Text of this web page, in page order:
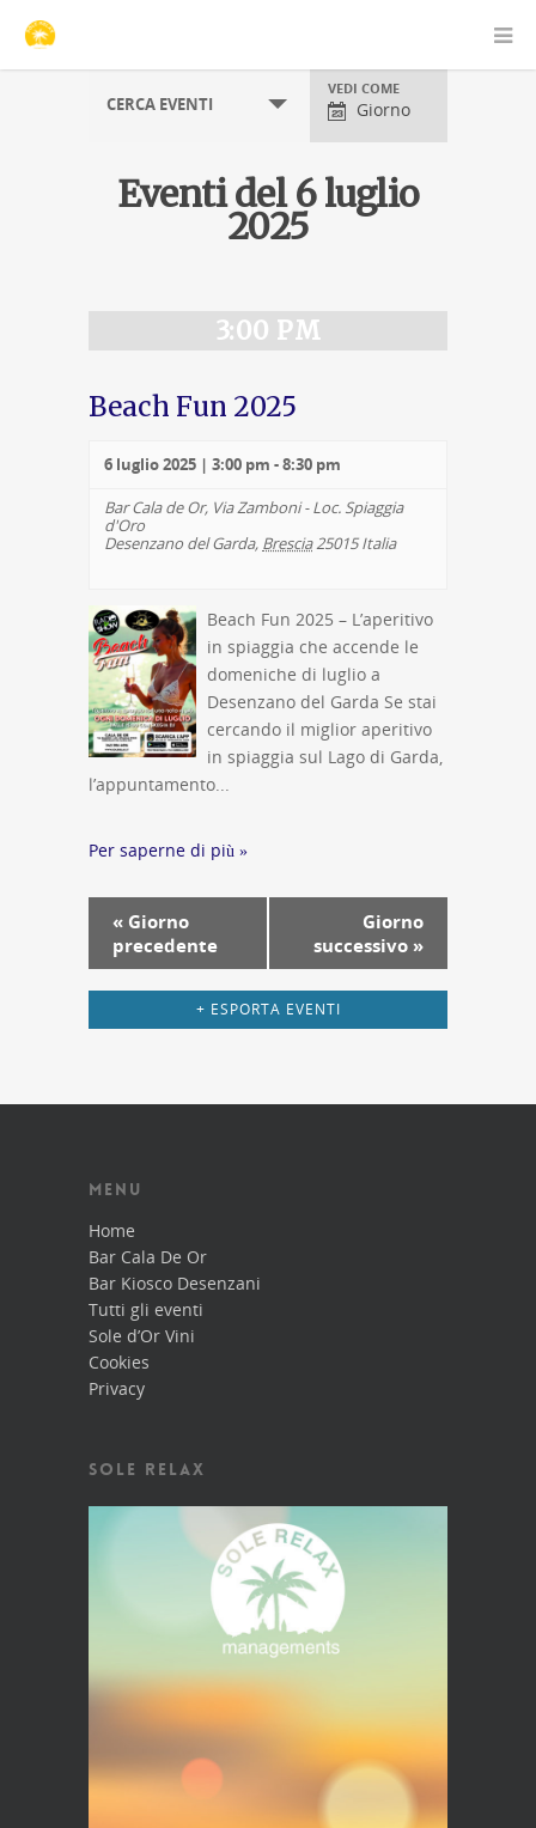
CERCA EVENTI Visualizzazioni
evento
VEDI COME
Giorno
Eventi del 6 luglio
2025
3:00 PM
Beach Fun 2025
6 luglio 2025 | 3:00 pm -8:30 pm
Bar Cala de Or, Via Zamboni - Loc. Spiaggia
d'Oro
Desenzano del Garda, Brescia25015 Italia
Beach Fun 2025 – L’aperitivo
in spiaggia che accende le
domeniche di luglio a
Desenzano del Garda Se stai
cercando il miglior aperitivo
in spiaggia sul Lago di Garda,
l’appuntamento...
Per saperne di più »
Navigazione
per
giorno
« Giorno
precedente
Giorno
successivo »
+ ESPORTA EVENTI
MENU
Home
Bar Cala De Or
Bar Kiosco Desenzani
Tutti gli eventi
Sole d’Or Vini
Cookies
Privacy
SOLE RELAX